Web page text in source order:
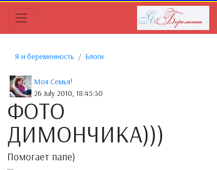
Я и беременность Блоги
Моя Семья!
26 July 2010, 18:45:30
ФОТО
ДИМОНЧИКА)))
Помогает папе)